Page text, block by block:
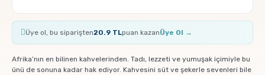
Nespresso Uyumlu Kapsül Kahve
Pratik Filtre Kahve
Chemex
Moka Pot
Üye ol, bu siparişten20.9 TLpuan kazanÜye Ol →
Afrika’nın en bilinen kahvelerinden. Tadı, lezzeti ve yumuşak içimiyle bu
ünü de sonuna kadar hak ediyor. Kahvesini süt ve şekerle sevenleri bile